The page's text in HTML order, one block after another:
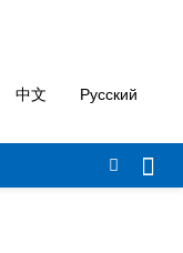
中文 Русский